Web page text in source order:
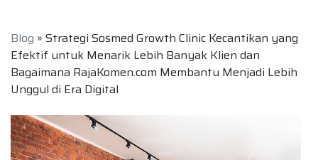
Blog » Strategi Sosmed Growth Clinic Kecantikan yang
Efektif untuk Menarik Lebih Banyak Klien dan
Bagaimana RajaKomen.com Membantu Menjadi Lebih
Unggul di Era Digital